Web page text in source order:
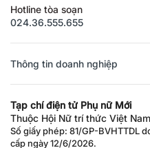
Hotline tòa soạn
024.36.555.655
Thông tin doanh nghiệp
Tạp chí điện tử Phụ nữ Mới
Thuộc Hội Nữ trí thức Việt Nam
Số giấy phép: 81/GP-BVHTTDL
cấp ngày 12/6/2026.